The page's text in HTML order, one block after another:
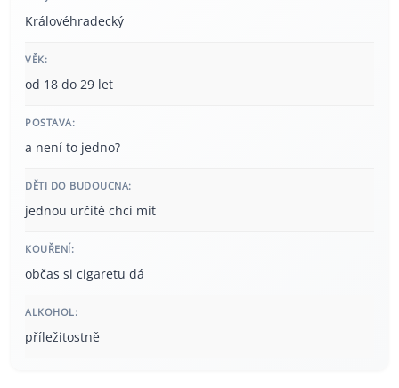
Královéhradecký
VĚK:
od 18 do 29 let
POSTAVA:
a není to jedno?
DĚTI DO BUDOUCNA:
jednou určitě chci mít
KOUŘENÍ:
občas si cigaretu dá
ALKOHOL:
příležitostně